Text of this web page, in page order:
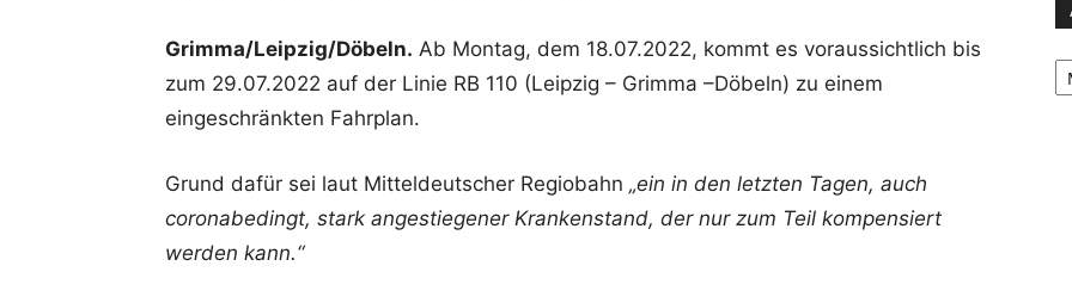
Grimma/Leipzig/Döbeln. Ab Montag, dem 18.07.2022, kommt es voraussichtlich bis
zum 29.07.2022 auf der Linie RB 110 (Leipzig – Grimma –Döbeln) zu einem
eingeschränkten Fahrplan.
Grund dafür sei laut Mitteldeutscher Regiobahn „ein in den letzten Tagen, auch
coronabedingt, stark angestiegener Krankenstand, der nur zum Teil kompensiert
werden kann.“